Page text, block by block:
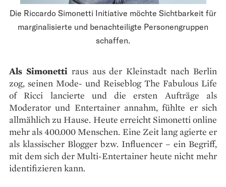
Die Riccardo Simonetti Initiative möchte Sichtbar­keit für
margina­lisierte und benachteiligte Personen­gruppen
schaffen.
Als Simonettiraus aus der Kleinstadt nach Berlin
zog, seinen Mode- und Reiseblog The Fabulous Life
of Ricci lancierte und die ersten Aufträge als
Moderator und Entertainer annahm, fühlte er sich
allmählich zu Hause. Heute erreicht Simonetti online
mehr als 400.000 Menschen. Eine Zeit lang agierte er
als klassischer Blogger bzw. Influencer – ein Begriff,
mit dem sich der Multi-Entertainer heute nicht mehr
identifizieren kann.